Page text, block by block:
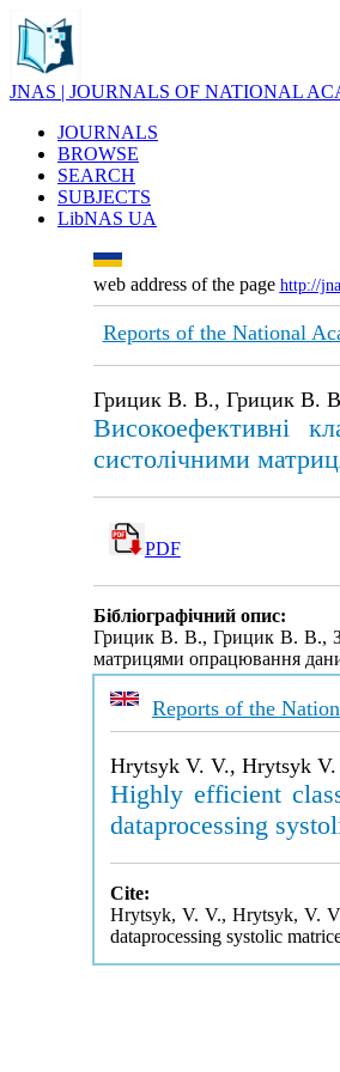
JNAS | JOURNALS OF NATIONAL
JOURNALS
BROWSE
SEARCH
SUBJECTS
LibNAS UA
web address of the page http://
Reports of the National
Грицик В. В., Грицик В.
Високоефективнi
систолiчними
PDF
Бібліографічний опис:
Грицик В. В., Грицик В. В.,
матрицями опрацювання
Reports of the
Hrytsyk V. V., Hrytsyk
Highly efficient
dataprocessing
Cite:
Hrytsyk, V. V., Hrytsyk, V.
dataprocessing systolic